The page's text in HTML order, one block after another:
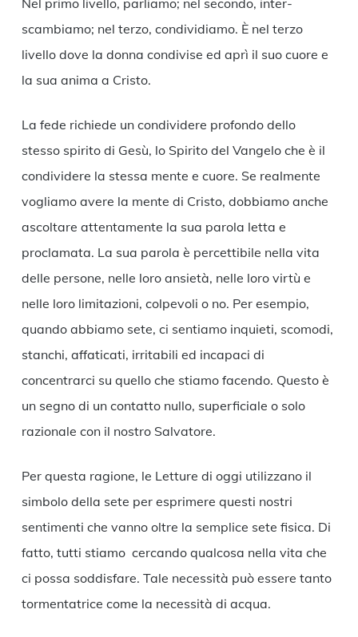
Nel primo livello, parliamo; nel secondo, inter-
scambiamo; nel terzo, condividiamo. È nel terzo
livello dove la donna condivise ed aprì il suo cuore e
la sua anima a Cristo.
La fede richiede un condividere profondo dello
stesso spirito di Gesù, lo Spirito del Vangelo che è il
condividere la stessa mente e cuore. Se realmente
vogliamo avere la mente di Cristo, dobbiamo anche
ascoltare attentamente la sua parola letta e
proclamata. La sua parola è percettibile nella vita
delle persone, nelle loro ansietà, nelle loro virtù e
nelle loro limitazioni, colpevoli o no. Per esempio,
quando abbiamo sete, ci sentiamo inquieti, scomodi,
stanchi, affaticati, irritabili ed incapaci di
concentrarci su quello che stiamo facendo. Questo è
un segno di un contatto nullo, superficiale o solo
razionale con il nostro Salvatore.
Per questa ragione, le Letture di oggi utilizzano il
simbolo della sete per esprimere questi nostri
sentimenti che vanno oltre la semplice sete fisica. Di
fatto, tutti stiamo cercando qualcosa nella vita che
ci possa soddisfare. Tale necessità può essere tanto
tormentatrice come la necessità di acqua.